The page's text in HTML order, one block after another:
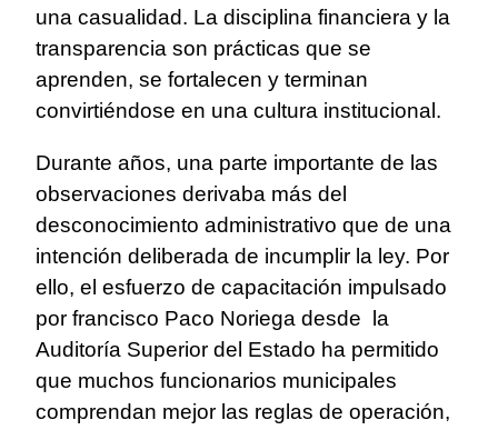
una casualidad. La disciplina financiera y la
transparencia son prácticas que se
aprenden, se fortalecen y terminan
convirtiéndose en una cultura institucional.
Durante años, una parte importante de las
observaciones derivaba más del
desconocimiento administrativo que de una
intención deliberada de incumplir la ley. Por
ello, el esfuerzo de capacitación impulsado
por francisco Paco Noriega desde la
Auditoría Superior del Estado ha permitido
que muchos funcionarios municipales
comprendan mejor las reglas de operación,